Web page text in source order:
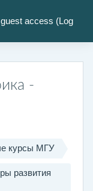
access (Log
-
курсы МГУ
развития